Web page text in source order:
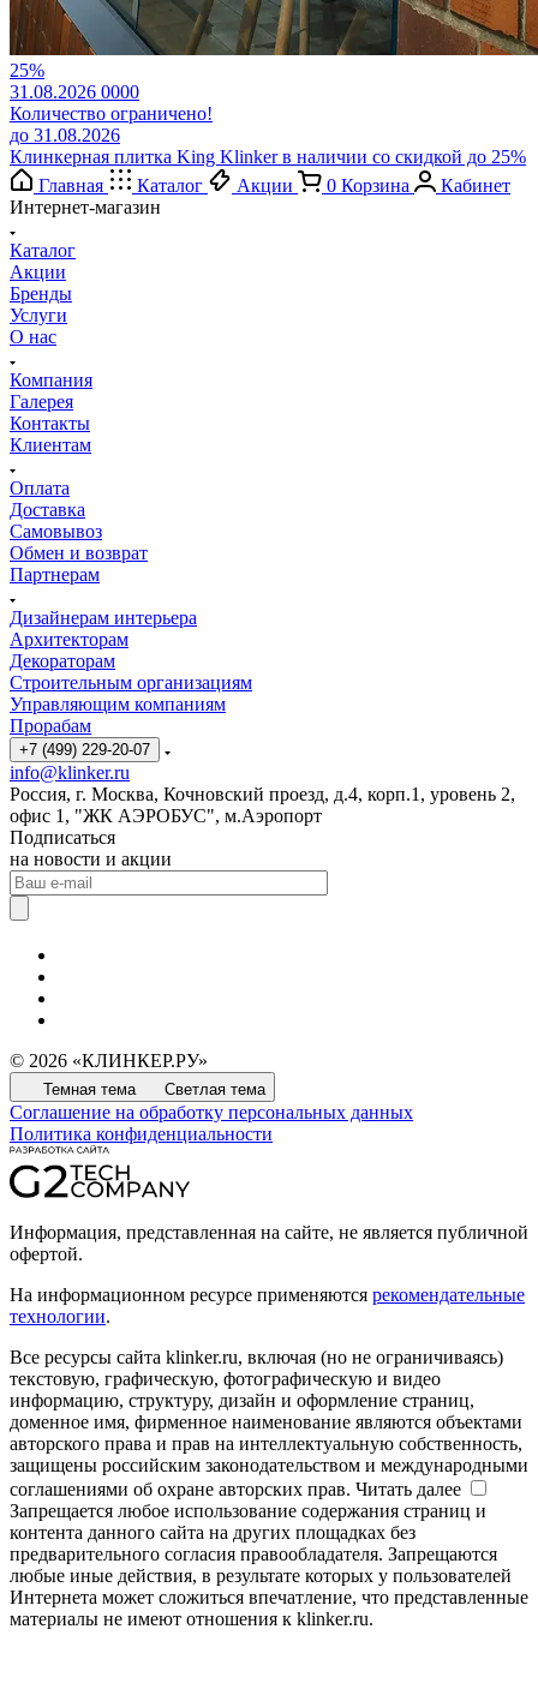
25%
31.08.2026 0000
Количество ограничено!
до 31.08.2026
Клинкерная плитка King Klinker в наличии со скидкой до 25%
Главная
Каталог Акции 0 Корзина
Кабинет
Интернет-магазин
Каталог
Акции
Бренды
Услуги
О нас
Компания
Галерея
Контакты
Клиентам
Оплата
Доставка
Самовывоз
Обмен и возврат
Партнерам
Дизайнерам интерьера
Архитекторам
Декораторам
Строительным организациям
Управляющим компаниям
Прорабам
+7 (499) 229-20-07
info@klinker.ru
Россия, г. Москва, Кочновский проезд, д.4, корп.1, уровень 2,
офис 1, "ЖК АЭРОБУС", м.Аэропорт
Подписаться
на новости и акции
© 2026 «КЛИНКЕР.РУ»
Темная тема Светлая тема
Соглашение на обработку персональных данных
Политика конфиденциальности
Информация, представленная на сайте, не является публичной
офертой.
На информационном ресурсе применяются рекомендательные
технологии.
Все ресурсы сайта klinker.ru, включая (но не ограничиваясь)
текстовую, графическую, фотографическую и видео
информацию, структуру, дизайн и оформление страниц,
доменное имя, фирменное наименование являются объектами
авторского права и прав на интеллектуальную собственность,
защищены российским законодательством и международными
соглашениями об охране авторских прав. Читать далее
Запрещается любое использование содержания страниц и
контента данного сайта на других площадках без
предварительного согласия правообладателя. Запрещаются
любые иные действия, в результате которых у пользователей
Интернета может сложиться впечатление, что представленные
материалы не имеют отношения к klinker.ru.